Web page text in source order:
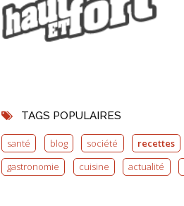
TAGS POPULAIRES
santé blog société recettes
gastronomie
cuisine actualité